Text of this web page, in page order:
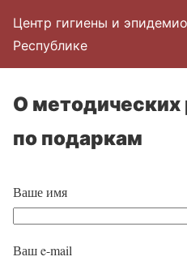
Центр гигиены и
Республике
О
по подаркам
Ваше имя
Ваш e-mail